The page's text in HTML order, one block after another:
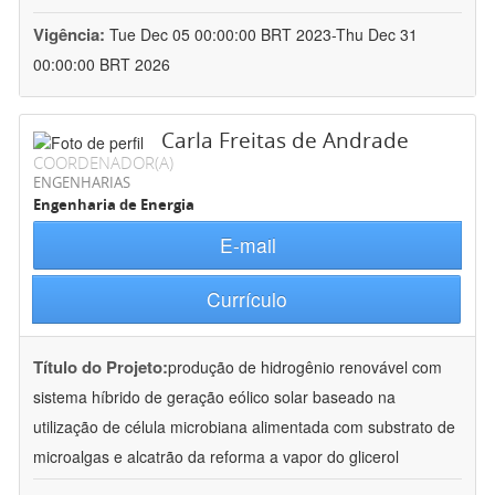
Vigência: Tue Dec 05 00:00:00 BRT 2023-Thu Dec 31
00:00:00 BRT 2026
Carla Freitas de Andrade
COORDENADOR(A)
ENGENHARIAS
Engenharia de Energia
E-mail
Currículo
Título do Projeto:produção de hidrogênio renovável com
sistema híbrido de geração eólico solar baseado na
utilização de célula microbiana alimentada com substrato de
microalgas e alcatrão da reforma a vapor do glicerol